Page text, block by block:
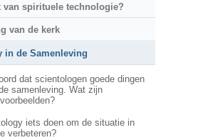
van spirituele technologie?
van de kerk
in de Samenleving
dat scientologen goede dingen
samenleving. Wat zijn
iets doen om de situatie in
verbeteren?